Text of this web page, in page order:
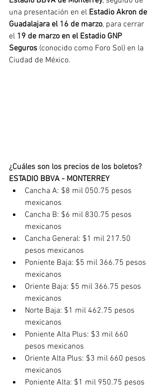
una presentación en el Estadio Akron de
Guadalajara el 16 de marzo, para cerrar
el 19 de marzo en el Estadio GNP
Seguros (conocido como Foro Sol) en la
Ciudad de México.
¿Cuáles son los precios de los boletos?
ESTADIO BBVA - MONTERREY
Cancha A: $8 mil 050.75 pesos
mexicanos
Cancha B: $6 mil 830.75 pesos
mexicanos
Cancha General: $1 mil 217.50
pesos mexicanos
Poniente Baja: $5 mil 366.75 pesos
mexicanos
Oriente Baja: $5 mil 366.75 pesos
mexicanos
Norte Baja: $1 mil 462.75 pesos
mexicanos
Poniente Alta Plus: $3 mil 660
pesos mexicanos
Oriente Alta Plus: $3 mil 660 pesos
mexicanos
Poniente Alta: $1 mil 950.75 pesos